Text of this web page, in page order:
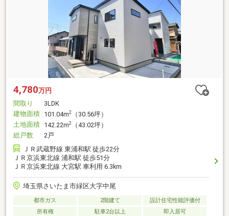
4,780万円
間取り
3LDK
建物面積 101.04m2
（30.56坪）
土地面積 142.22m2
（43.02坪）
総戸数
2戸
ＪＲ武蔵野線 東浦和駅 徒歩22分
ＪＲ京浜東北線 浦和駅 徒歩51分
ＪＲ京浜東北線 大宮駅 車利用 6.3km
埼玉県さいたま市緑区大字中尾
都市ガス 2階建て
設計住宅性能評価付
所有権
駐車2台以上 即入居可